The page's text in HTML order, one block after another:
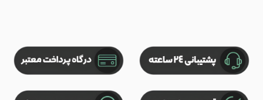
نصب مجدد
✅
امکان فروش